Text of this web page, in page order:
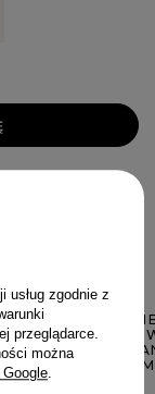
ESSENCE -
SERCE,
usług zgodnie z
przeglądarce.
można